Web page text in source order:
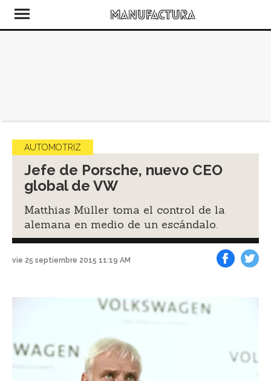
AUTOMOTRIZ
Jefe de Porsche, nuevo CEO
global de VW
Matthias Müller toma el control de la
alemana en medio de un escándalo.
vie 25 septiembre 2015 11:19 AM